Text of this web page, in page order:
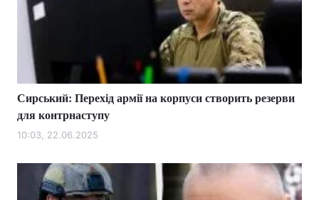
Сирський: Перехід армії на корпуси створить резерви
для контрнаступу
10:03, 22.06.2025